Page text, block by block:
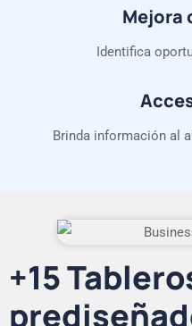
Mejora
Identifica
Brinda información al
+15